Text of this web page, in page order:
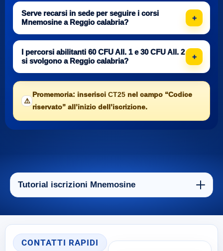
Serve recarsi in sede per seguire i corsi
Mnemosine a Reggio calabria?
I percorsi abilitanti 60 CFU All. 1 e 30 CFU All. 2
si svolgono a Reggio calabria?
⚠️
Promemoria: inserisci CT25 nel campo “Codice
riservato” all’inizio dell’iscrizione.
Tutorial iscrizioni Mnemosine
CONTATTI RAPIDI